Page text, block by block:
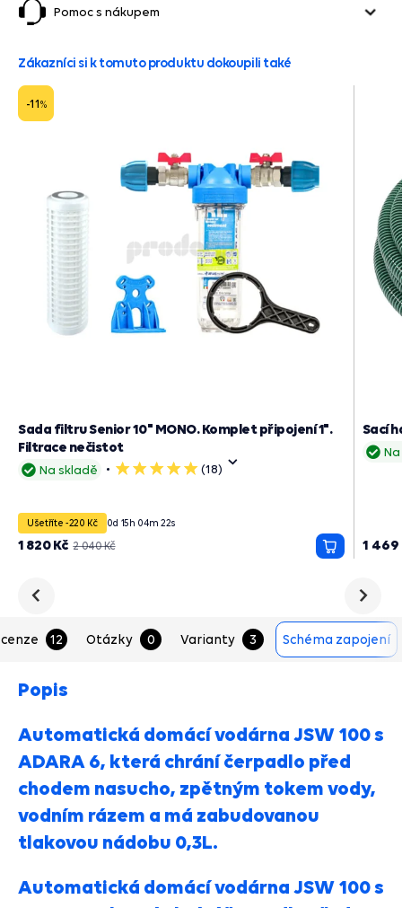
Pomoc s nákupem
Zákazníci si k tomuto produktu dokoupili také
-11%
Na skladě
5
(18)
Sada filtru Senior 10" MONO. Komplet připojení 1".
Filtrace nečistot
Ušetříte -220 Kč 0d 15h 04m 21s
2 040 Kč
1 820 Kč
Přidat
košíku
Sací
1 469
12 Otázky 0 Varianty 3 Schéma zapojení
Popis
Automatická domácí vodárna JSW 100 s
ADARA 6, která chrání čerpadlo před
chodem nasucho, zpětným tokem vody,
vodním rázem a má zabudovanou
tlakovou nádobu 0,3L.
Automatická domácí vodárna JSW 100 s